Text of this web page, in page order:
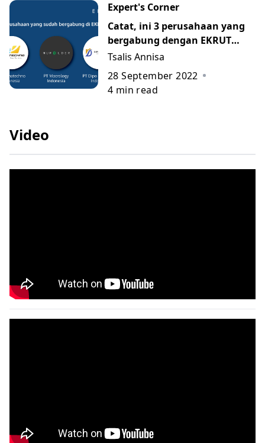
Expert's Corner
Catat, ini 3 perusahaan yang
bergabung dengan EKRUT
minggu ini
Tsalis Annisa
28 September 2022
4 min read
Video